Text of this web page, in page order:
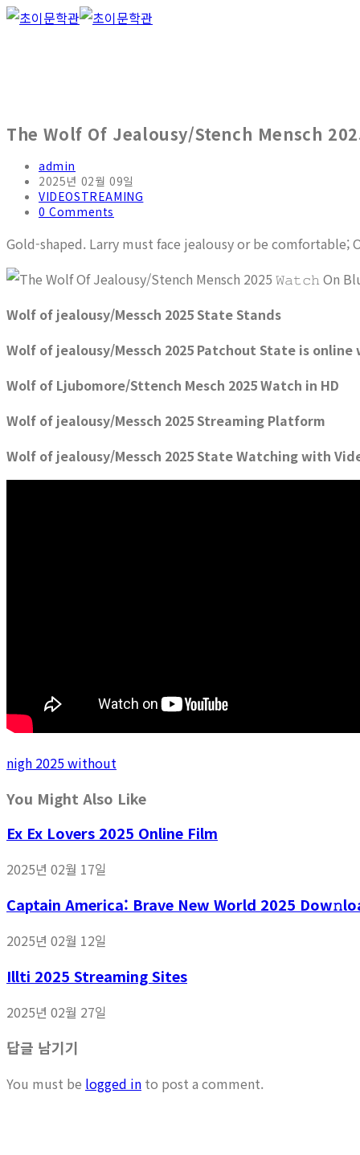
The Wolf Of Jealousy/Stench Mensch
admin
2025년 02월 09일
VIDEOSTREAMING
0 Comments
Gold-shaped. Larry must face jealousy or be
Wolf of jealousy/Messch 2025 State Stands
Wolf of jealousy/Messch 2025 Patchout State is online
Wolf of Ljubomore/Sttench Mesch 2025 Watch in HD
Wolf of jealousy/Messch 2025 Streaming Platform
Wolf of jealousy/Messch 2025 State Watching with
nigh 2025 without
You Might Also Like
Ex Ex Lovers 2025 Online Film
2025년 02월 17일
Captain America: Brave New World 2025
2025년 02월 12일
Illti 2025 Streaming Sites
2025년 02월 27일
답글 남기기
You must be logged in to post a comment.